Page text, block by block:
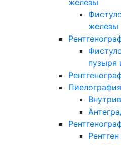
железы
железы
пузыря